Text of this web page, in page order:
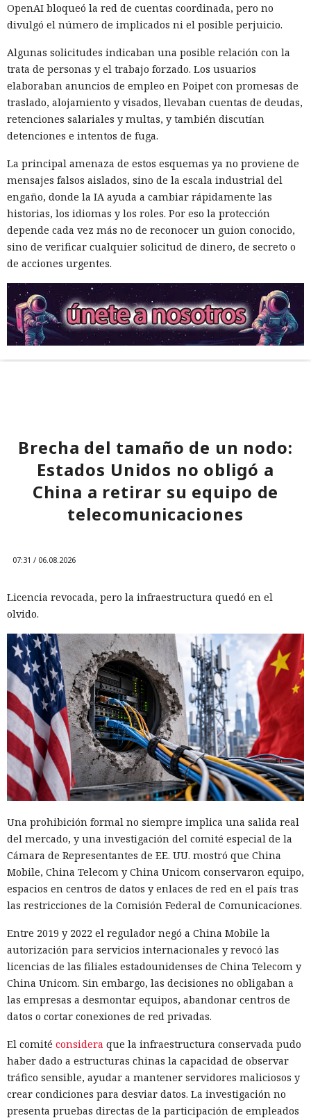
OpenAI bloqueó la red de cuentas coordinada, pero no
divulgó el número de implicados ni el posible perjuicio.
Algunas solicitudes indicaban una posible relación con la
trata de personas y el trabajo forzado. Los usuarios
elaboraban anuncios de empleo en Poipet con promesas de
traslado, alojamiento y visados, llevaban cuentas de deudas,
retenciones salariales y multas, y también discutían
detenciones e intentos de fuga.
La principal amenaza de estos esquemas ya no proviene de
mensajes falsos aislados, sino de la escala industrial del
engaño, donde la IA ayuda a cambiar rápidamente las
historias, los idiomas y los roles. Por eso la protección
depende cada vez más no de reconocer un guion conocido,
sino de verificar cualquier solicitud de dinero, de secreto o
de acciones urgentes.
Brecha del tamaño de un nodo:
Estados Unidos no obligó a
China a retirar su equipo de
telecomunicaciones
07:31 / 06.08.2026
Licencia revocada, pero la infraestructura quedó en el
olvido.
Una prohibición formal no siempre implica una salida real
del mercado, y una investigación del comité especial de la
Cámara de Representantes de EE. UU. mostró que China
Mobile, China Telecom y China Unicom conservaron equipo,
espacios en centros de datos y enlaces de red en el país tras
las restricciones de la Comisión Federal de Comunicaciones.
Entre 2019 y 2022 el regulador negó a China Mobile la
autorización para servicios internacionales y revocó las
licencias de las filiales estadounidenses de China Telecom y
China Unicom. Sin embargo, las decisiones no obligaban a
las empresas a desmontar equipos, abandonar centros de
datos o cortar conexiones de red privadas.
El comité considera que la infraestructura conservada pudo
haber dado a estructuras chinas la capacidad de observar
tráfico sensible, ayudar a mantener servidores maliciosos y
crear condiciones para desviar datos. La investigación no
presenta pruebas directas de la participación de empleados